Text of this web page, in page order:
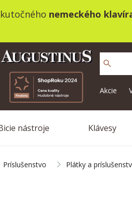
nemeckého
search
Akcie
nástroje Klávesy
Príslušenstvo Plátky a